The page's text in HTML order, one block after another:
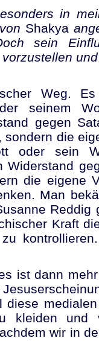
in
Shakya
sein
Weg.
seinem
gegen
die
oder sein
Widerstand
die eigene
Man
Reddig
Kraft
ist dann
diese
kleiden und
wir in